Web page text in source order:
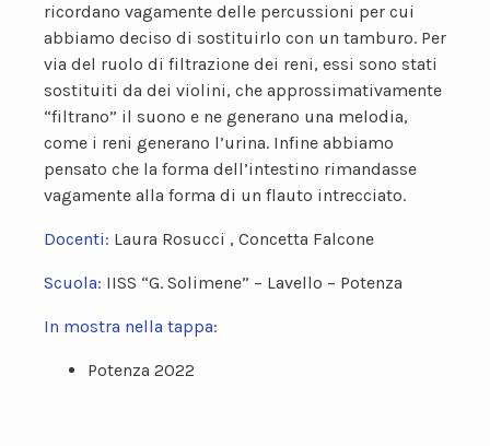
ricordano vagamente delle percussioni per cui
abbiamo deciso di sostituirlo con un tamburo. Per
via del ruolo di filtrazione dei reni, essi sono stati
sostituiti da dei violini, che approssimativamente
“filtrano” il suono e ne generano una melodia,
come i reni generano l’urina. Infine abbiamo
pensato che la forma dell’intestino rimandasse
vagamente alla forma di un flauto intrecciato.
Docenti: Laura Rosucci , Concetta Falcone
Scuola: IISS “G. Solimene” – Lavello – Potenza
In mostra nella tappa:
Potenza 2022